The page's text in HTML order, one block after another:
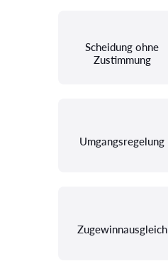
Scheidung ohne
Zustimmung
Umgangsregelung
Zugewinnausgleich